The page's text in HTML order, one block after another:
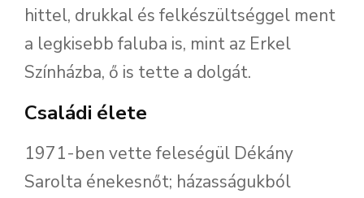
hittel, drukkal és felkészültséggel ment
a legkisebb faluba is, mint az Erkel
Színházba, ő is tette a dolgát.
Családi élete
1971-ben vette feleségül Dékány
Sarolta énekesnőt; házasságukból